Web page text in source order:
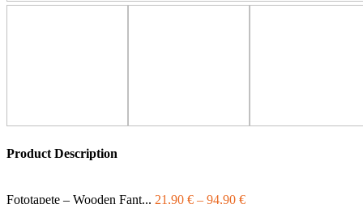
Product Description
Fototapete – Wooden Fant... 21,90 € – 94,90 €